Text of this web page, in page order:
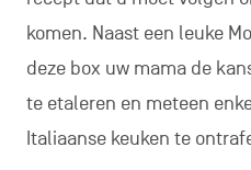
komen. Naast een leuke
deze box uw mama de
te etaleren en meteen
Italiaanse keuken te